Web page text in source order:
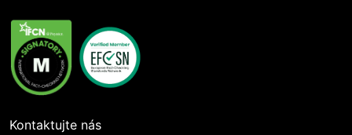
Kontaktujte nás